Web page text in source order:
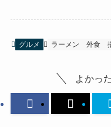
グルメ ラーメン 外食
よかっ